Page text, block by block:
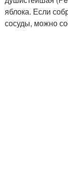
яблока. Если
сосуды, можно